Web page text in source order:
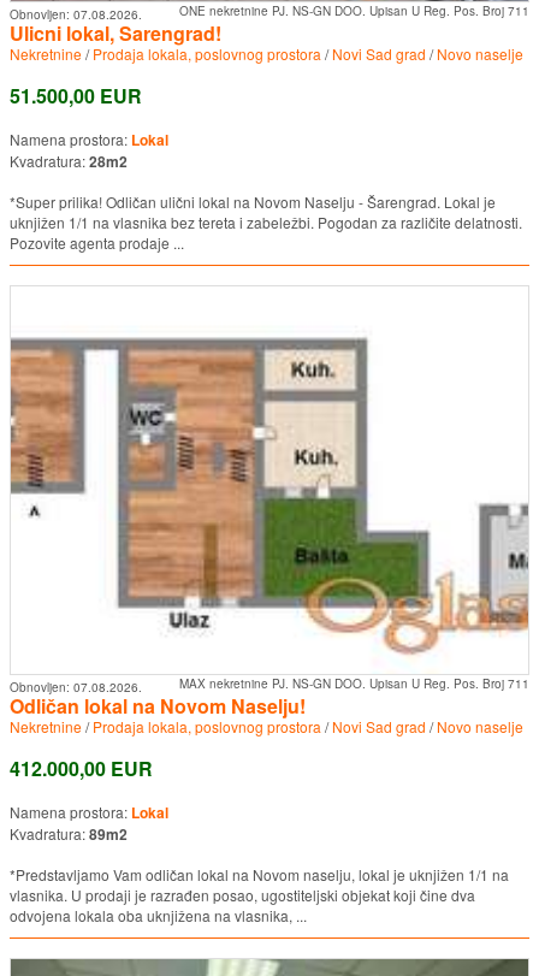
ONE nekretnine PJ. NS-GN DOO. Upisan U Reg. Pos. Broj 711
Obnovljen: 07.08.2026.
Ulicni lokal, Sarengrad!
Nekretnine/Prodaja lokala, poslovnog prostora /Novi Sad grad /Novo naselje
51.500,00 EUR
Namena prostora: Lokal
Kvadratura:28m2
*Super prilika! Odličan ulični lokal na Novom Naselju - Šarengrad. Lokal je
uknjižen 1/1 na vlasnika bez tereta i zabeležbi. Pogodan za različite delatnosti.
Pozovite agenta prodaje ...
MAX nekretnine PJ. NS-GN DOO. Upisan U Reg. Pos. Broj 711
Obnovljen: 07.08.2026.
Odličan lokal na Novom Naselju!
Nekretnine/Prodaja lokala, poslovnog prostora /Novi Sad grad /Novo naselje
412.000,00 EUR
Namena prostora: Lokal
Kvadratura:89m2
*Predstavljamo Vam odličan lokal na Novom naselju, lokal je uknjižen 1/1 na
vlasnika. U prodaji je razrađen posao, ugostiteljski objekat koji čine dva
odvojena lokala oba uknjižena na vlasnika, ...